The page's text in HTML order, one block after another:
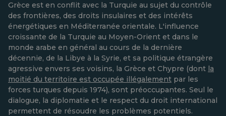
Grèce est en conflit avec la Turquie au sujet du contrôle
des frontières, des droits insulaires et des intérêts
énergétiques en Méditerranée orientale. L'influence
croissante de la Turquie au Moyen-Orient et dans le
monde arabe en général au cours de la dernière
décennie, de la Libye à la Syrie, et sa politique étrangère
agressive envers ses voisins, la Grèce et Chypre (dont la
moitié du territoire est occupée illégalement par les
forces turques depuis 1974), sont préoccupantes. Seul le
dialogue, la diplomatie et le respect du droit international
permettent de résoudre les problèmes potentiels.